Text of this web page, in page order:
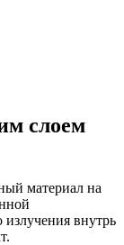
слоем
материал на
излучения внутрь